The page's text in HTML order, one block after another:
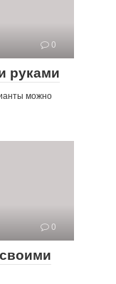
0
руками
можно
0